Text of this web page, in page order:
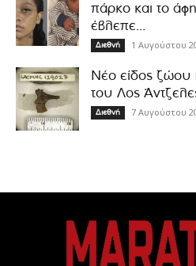
πάρκο και το
έβλεπε...
Διεθνή 1 Αυγούστου
Νέο είδος ζώου
του Λος
Διεθνή 7 Αυγούστου